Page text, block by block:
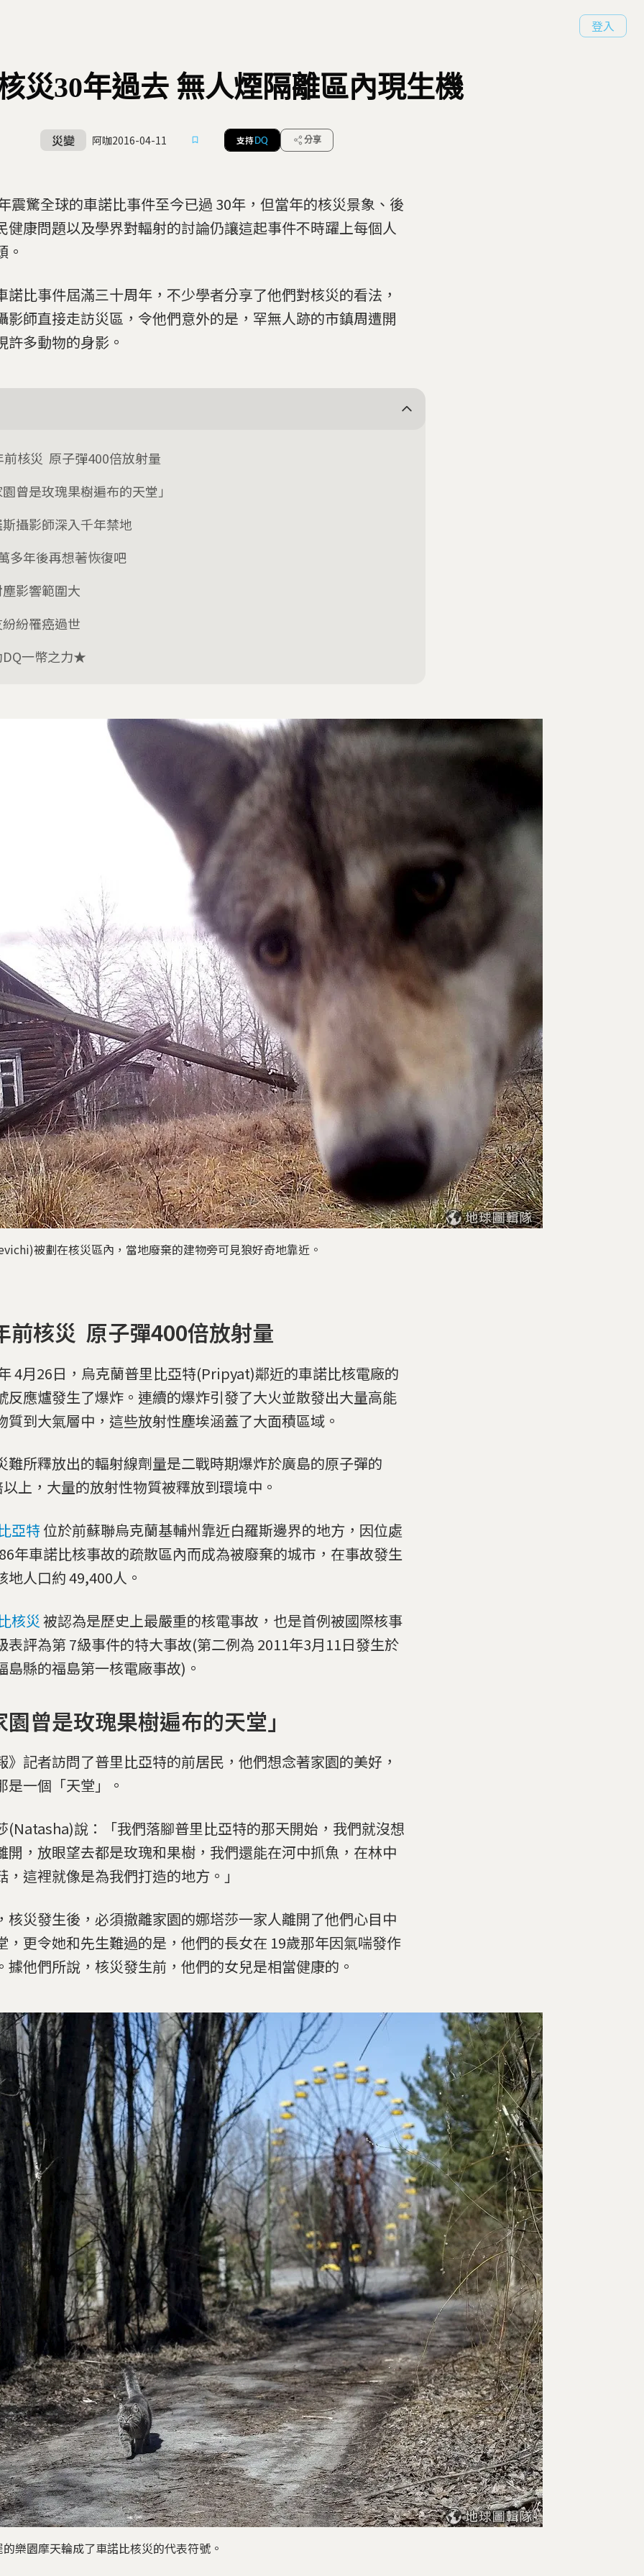
登入
災30年過去 無人煙隔離區內現生機
災變 阿咖2016-04-11 支持 DQ 分享
震驚全球的車諾比事件至今已過 30年，但當年的核災景象、後
健康問題以及學界對輻射的討論仍讓這起事件不時躍上每個人
。
諾比事件屆滿三十周年，不少學者分享了他們對核災的看法，
影師直接走訪災區，令他們意外的是，罕無人跡的市鎮周遭開
許多動物的身影。
前核災 原子彈400倍放射量
曾是玫瑰果樹遍布的天堂」
攝影師深入千年禁地
多年後再想著恢復吧
影響範圍大
紛罹癌過世
一幣之力★
被劃在核災區內，當地廢棄的建物旁可見狼好奇地靠近。
前核災 原子彈400倍放射量
4月26日，烏克蘭普里比亞特(Pripyat)鄰近的車諾比核電廠的
反應爐發生了爆炸。連續的爆炸引發了大火並散發出大量高能
質到大氣層中，這些放射性塵埃涵蓋了大面積區域。
難所釋放出的輻射線劑量是二戰時期爆炸於廣島的原子彈的
上，大量的放射性物質被釋放到環境中。
亞特 位於前蘇聯烏克蘭基輔州靠近白羅斯邊界的地方，因位處
年車諾比核事故的疏散區內而成為被廢棄的城市，在事故發生
地人口約 49,400人。
核災 被認為是歷史上最嚴重的核電事故，也是首例被國際核事
表評為第 7級事件的特大事故(第二例為 2011年3月11日發生於
島縣的福島第一核電廠事故)。
園曾是玫瑰果樹遍布的天堂」
》記者訪問了普里比亞特的前居民，他們想念著家園的美好，
是一個「天堂」。
(Natasha)說：「我們落腳普里比亞特的那天開始，我們就沒想
開，放眼望去都是玫瑰和果樹，我們還能在河中抓魚，在林中
，這裡就像是為我們打造的地方。」
核災發生後，必須撤離家園的娜塔莎一家人離開了他們心目中
，更令她和先生難過的是，他們的長女在 19歲那年因氣喘發作
據他們所說，核災發生前，他們的女兒是相當健康的。
樂園摩天輪成了車諾比核災的代表符號。